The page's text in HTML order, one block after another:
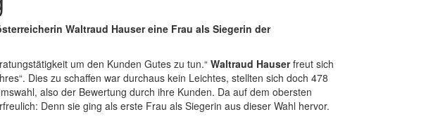
Waltraud Hauser eine Frau als Siegerin der
um den Kunden Gutes zu tun.“ Waltraud Hauserfreut sich
Dies zu schaffen war durchaus kein Leichtes, stellten sich doch 478
also der Bewertung durch ihre Kunden. Da auf dem obersten
Denn sie ging als erste Frau als Siegerin aus dieser Wahl hervor.